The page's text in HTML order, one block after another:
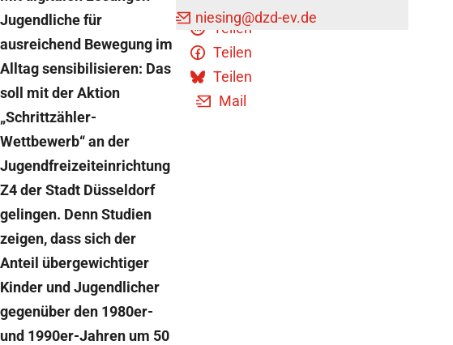
Jugendliche für
ausreichend Bewegung im
Alltag sensibilisieren: Das
soll mit der Aktion
„Schrittzähler-
Wettbewerb“ an der
Jugendfreizeiteinrichtung
Z4 der Stadt Düsseldorf
gelingen. Denn Studien
zeigen, dass sich der
Anteil übergewichtiger
Kinder und Jugendlicher
gegenüber den 1980er-
und 1990er-Jahren um 50
Teilen
Teilen
Teilen
Mail
niesing@dzd-ev.de